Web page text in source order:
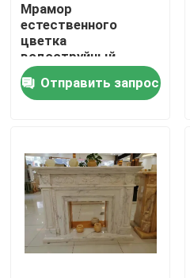
Дома
О Компании
Продукция
Слябы гранита каменные
Мрамор
естественного
цветка
водоструйный
круглый кроет ковер
черепицей
медальона
Отправить запрос